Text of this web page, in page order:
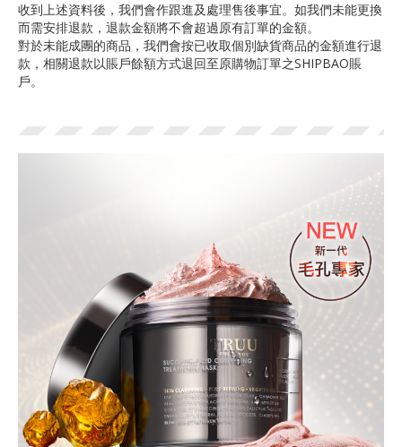
收到上述資料後，我們會作跟進及處理售後事宜。如我們未能更換
而需安排退款，退款金額將不會超過原有訂單的金額。
對於未能成團的商品，我們會按已收取個別缺貨商品的金額進行退
款，相關退款以賬戶餘額方式退回至原購物訂單之SHIPBAO賬
戶。